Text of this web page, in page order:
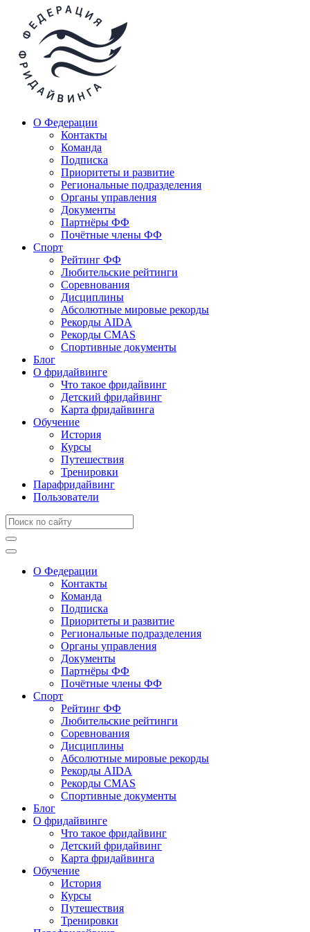
О Федерации
Контакты
Команда
Подписка
Приоритеты и развитие
Региональные подразделения
Органы управления
Документы
Партнёры ФФ
Почётные члены ФФ
Спорт
Рейтинг ФФ
Любительские рейтинги
Соревнования
Дисциплины
Абсолютные мировые рекорды
Рекорды AIDA
Рекорды CMAS
Спортивные документы
Блог
О фридайвинге
Что такое фридайвинг
Детский фридайвинг
Карта фридайвинга
Обучение
История
Курсы
Путешествия
Тренировки
Парафридайвинг
Пользователи
О Федерации
Контакты
Команда
Подписка
Приоритеты и развитие
Региональные подразделения
Органы управления
Документы
Партнёры ФФ
Почётные члены ФФ
Спорт
Рейтинг ФФ
Любительские рейтинги
Соревнования
Дисциплины
Абсолютные мировые рекорды
Рекорды AIDA
Рекорды CMAS
Спортивные документы
Блог
О фридайвинге
Что такое фридайвинг
Детский фридайвинг
Карта фридайвинга
Обучение
История
Курсы
Путешествия
Тренировки